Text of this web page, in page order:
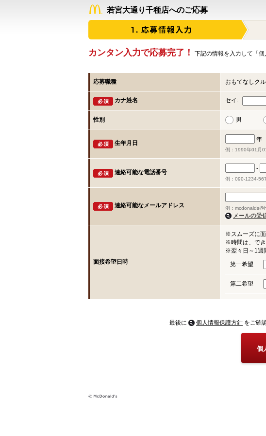
若宮大通り千種店へのご応募
カンタン入力で応募完了！ 下記の情報を入力して「
応募職種 おもてなしク
カナ姓名 セイ:
性別 男
生年月日
年
例：1990年01月
連絡可能な電話番号
-
例：090-1234-
連絡可能なメールアドレス 例：
メールの受
面接希望日時
※スムーズに面
※時間は、でき
※翌々日～1週
第一希望
第二希望
最後に 個人情報保護方針 をご確
個